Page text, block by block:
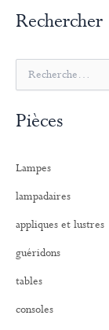
Rechercher
e
h
c
e
:
Pièces
Lampes
lampadaires
appliques et lustres
guéridons
tables
consoles